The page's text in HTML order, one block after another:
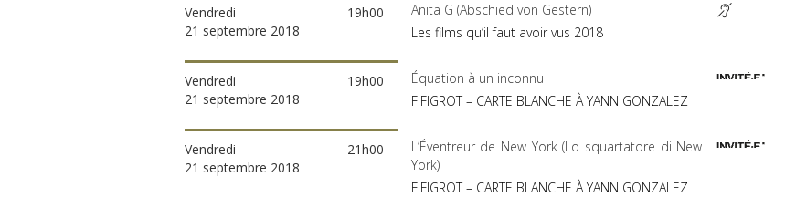
19h00
Vendredi
21 septembre 2018
Anita G (Abschied von Gestern)
Les films qu’il faut avoir vus 2018
19h00
Vendredi
21 septembre 2018
Équation à un inconnu
FIFIGROT– CARTE BLANCHE ÀYANN GONZALEZ
21h00
Vendredi
21 septembre 2018
L’Éventreur de New York (Lo squartatore di New
York)
FIFIGROT– CARTE BLANCHE ÀYANN GONZALEZ